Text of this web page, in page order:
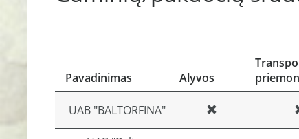
Pavadinimas Alyvos
UAB "BALTORFINA"